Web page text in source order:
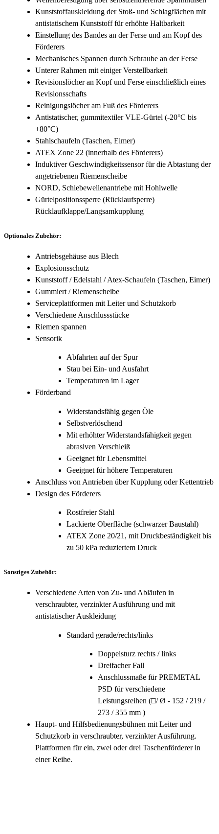
Kunststoffauskleidung der Stoß- und Schlagflächen mit
antistatischem Kunststoff für erhöhte Haltbarkeit
Einstellung des Bandes an der Ferse und am Kopf des
Förderers
Mechanisches Spannen durch Schraube an der Ferse
Unterer Rahmen mit einiger Verstellbarkeit
Revisionslöcher an Kopf und Ferse einschließlich eines
Revisionsschafts
Reinigungslöcher am Fuß des Förderers
Antistatischer, gummitextiler VLE-Gürtel (-20°C bis
+80°C)
Stahlschaufeln (Taschen, Eimer)
ATEX Zone 22 (innerhalb des Förderers)
Induktiver Geschwindigkeitssensor für die Abtastung der
angetriebenen Riemenscheibe
NORD, Schiebewellenantriebe mit Hohlwelle
Gürtelpositionssperre (Rücklaufsperre)
Rücklaufklappe/Langsamkupplung
Optionales Zubehör:
Antriebsgehäuse aus Blech
Explosionsschutz
Kunststoff / Edelstahl / Atex-Schaufeln (Taschen, Eimer)
Gummiert / Riemenscheibe
Serviceplattformen mit Leiter und Schutzkorb
Verschiedene Anschlussstücke
Riemen spannen
Sensorik
Abfahrten auf der Spur
Stau bei Ein- und Ausfahrt
Temperaturen im Lager
Förderband
Widerstandsfähig gegen Öle
Selbstverlöschend
Mit erhöhter Widerstandsfähigkeit gegen
abrasiven Verschleiß
Geeignet für Lebensmittel
Geeignet für höhere Temperaturen
Anschluss von Antrieben über Kupplung oder Kettentrieb
Design des Förderers
Rostfreier Stahl
Lackierte Oberfläche (schwarzer Baustahl)
ATEX Zone 20/21, mit Druckbeständigkeit bis
zu 50 kPa reduziertem Druck
Sonstiges Zubehör:
Verschiedene Arten von Zu- und Abläufen in
verschraubter, verzinkter Ausführung und mit
antistatischer Auskleidung
Standard gerade/rechts/links
Doppelsturz rechts / links
Dreifacher Fall
Anschlussmaße für PREMETAL
PSD für verschiedene
Leistungsreihen (□/ Ø - 152 / 219 /
273 / 355 mm )
Haupt- und Hilfsbedienungsbühnen mit Leiter und
Schutzkorb in verschraubter, verzinkter Ausführung.
Plattformen für ein, zwei oder drei Taschenförderer in
einer Reihe.